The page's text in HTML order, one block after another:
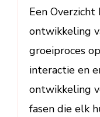
Een
ontwikkeling
groeiproces
interactie en
ontwikkeling
fasen die elk